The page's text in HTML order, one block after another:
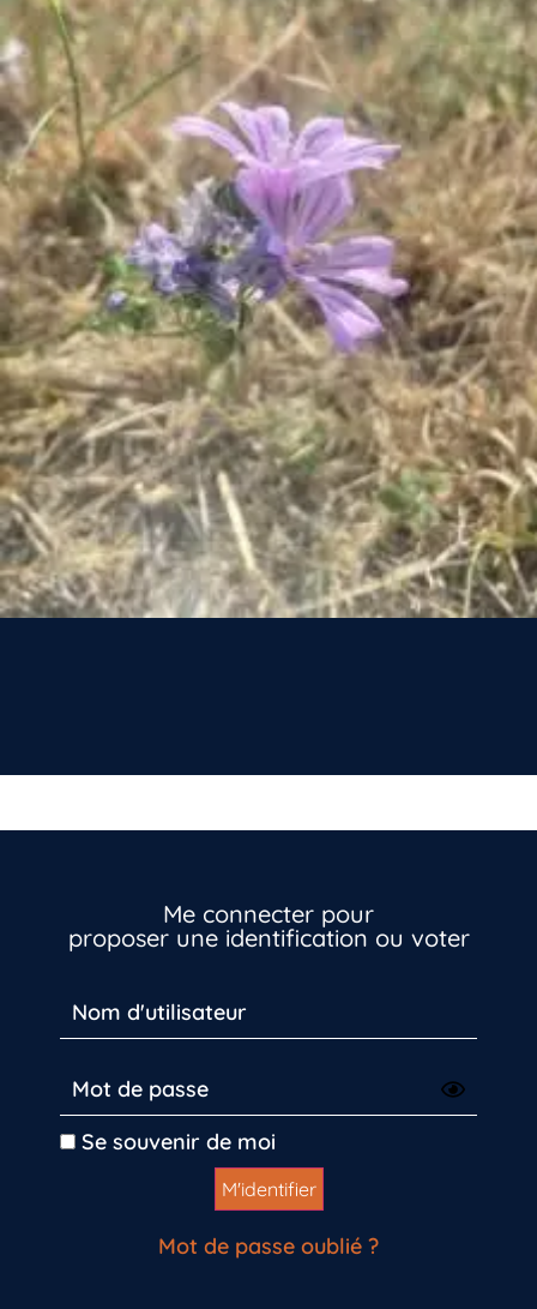
Me connecter pour
proposer une identification ou voter
Se souvenir de moi
Mot de passe oublié ?